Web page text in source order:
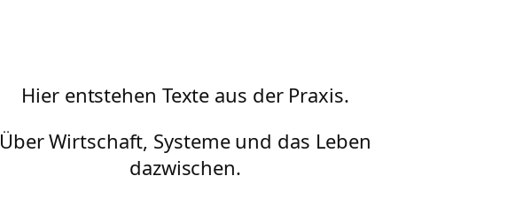
Hier entstehen Texte aus der Praxis.
Über Wirtschaft, Systeme und das Leben
dazwischen.